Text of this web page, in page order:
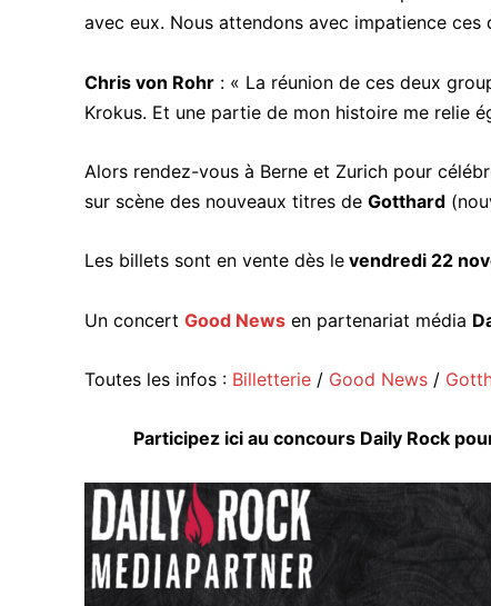
avec eux. Nous attendons avec impatience
Chris von Rohr : « La réunion de ces deux
Krokus. Et une partie de mon histoire me relie
Alors rendez-vous à Berne et Zurich pour
sur scène des nouveaux titres de Gotthard
Les billets sont en vente dès le vendredi 22
Un concert Good News en partenariat média
Toutes les infos : Billetterie / Good News /
Participez ici au concours Daily Rock